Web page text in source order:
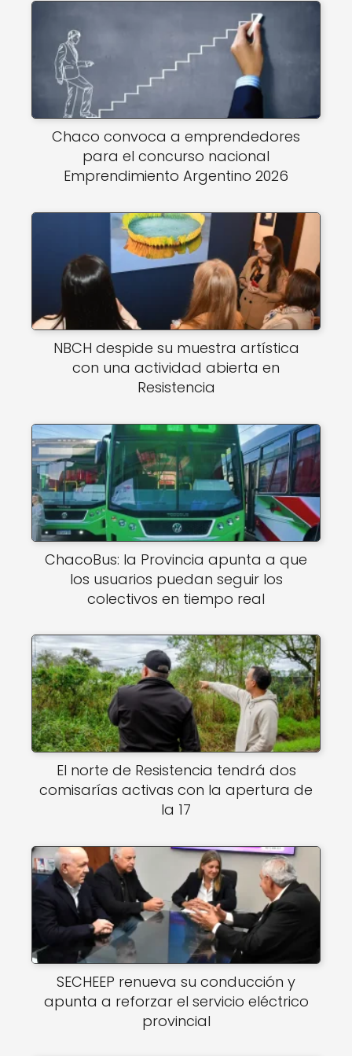
Chaco convoca a emprendedores
para el concurso nacional
Emprendimiento Argentino 2026
NBCH despide su muestra artística
con una actividad abierta en
Resistencia
ChacoBus: la Provincia apunta a que
los usuarios puedan seguir los
colectivos en tiempo real
El norte de Resistencia tendrá dos
comisarías activas con la apertura de
la 17
SECHEEP renueva su conducción y
apunta a reforzar el servicio eléctrico
provincial